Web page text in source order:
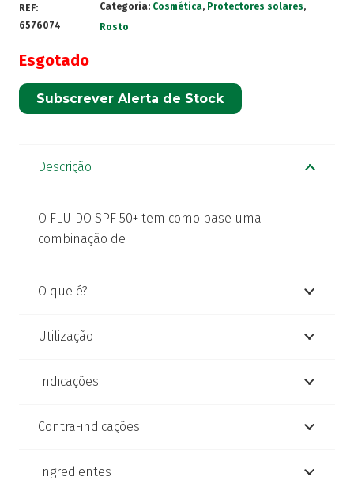
REF:
6576074
Categoria: Cosmética, Protectores solares,
Rosto
Esgotado
Subscrever Alerta de Stock
Descrição
O FLUIDO SPF 50+ tem como base uma
combinação de
O que é?
Utilização
Indicações
Contra-indicações
Ingredientes